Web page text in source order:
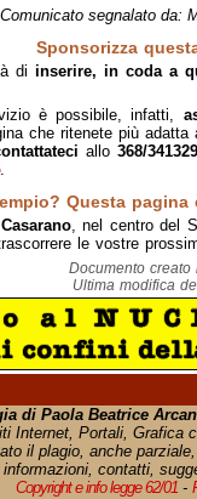
Comunicato segnalato da:
Sponsorizza
di inserire, in coda a
è possibile, infatti,
che ritenete più adatta
allo 368/
.
Questa pagina
Casarano, nel centro del
le vostre
Documento creato
Ultima modifica
di Paola Beatrice
Internet, Portali, Grafica
il plagio, anche
informazioni, contatti,
Copyright e info legge 62/01-